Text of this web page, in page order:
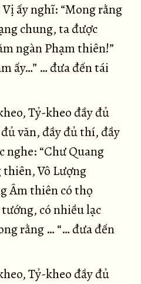
ấy nghĩ: “Mong rằng
chung, ta được
ngàn Phạm thiên!”
ấy…” … đưa đến tái
Tỷ-kheo đầy đủ
văn, đầy đủ thí, đầy
“Chư Quang
Vô Lượng
Âm thiên có thọ
có nhiều lạc
rằng … “… đưa đến
Tỷ-kheo đầy đủ